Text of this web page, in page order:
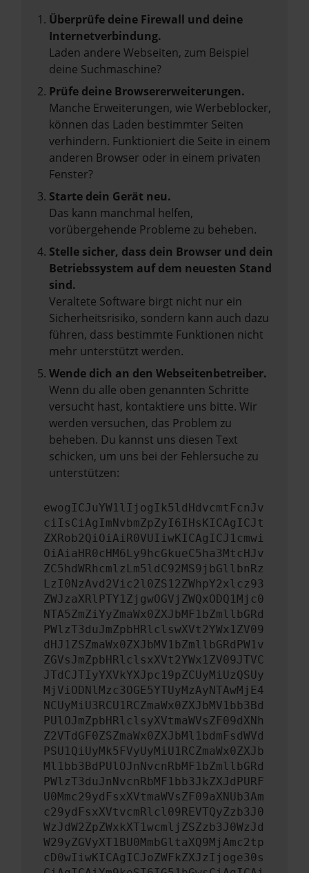
Überprüfe deine Firewall und deine
Internetverbindung.
Laden andere Webseiten, zum Beispiel
deine Suchmaschine?
Prüfe deine Browsererweiterungen.
Manche Erweiterungen, wie Werbeblocker,
können das Laden bestimmter Seiten
verhindern. Funktioniert die Seite in einem
anderen Browser oder in einem privaten
Fenster?
Starte dein Gerät neu.
Das kann manchmal helfen,
vorübergehende Probleme zu beheben.
Stelle sicher, dass dein Browser und dein
Betriebssystem auf dem neuesten Stand
sind.
Veraltete Software birgt nicht nur ein
Sicherheitsrisiko, sondern kann auch dazu
führen, dass bestimmte Funktionen nicht
mehr unterstützt werden.
Wende dich an den Webseitenbetreiber.
Wenn du alle oben genannten Schritte
versucht hast, kontaktiere uns bitte. Wir
werden versuchen, das Problem zu
beheben. Du kannst uns diesen Text
schicken, um uns bei der Fehlersuche zu
unterstützen:
ewogICJuYW1lIjogIk5ldHdvcmtFcnJv
ciIsCiAgImNvbmZpZyI6IHsKICAgICJt
ZXRob2QiOiAiR0VUIiwKICAgICJ1cmwi
OiAiaHR0cHM6Ly9hcGkueC5ha3MtcHJv
ZC5hdWRhcmlzLm5ldC92MS9jbGllbnRz
LzI0NzAvd2Vic2l0ZS12ZWhpY2xlcz93
ZWJzaXRlPTY1ZjgwOGVjZWQxODQ1Mjc0
NTA5ZmZiYyZmaWx0ZXJbMF1bZmllbGRd
PWlzT3duJmZpbHRlclswXVt2YWx1ZV09
dHJ1ZSZmaWx0ZXJbMV1bZmllbGRdPW1v
ZGVsJmZpbHRlclsxXVt2YWx1ZV09JTVC
JTdCJTIyYXVkYXJpc19pZCUyMiUzQSUy
MjViODNlMzc3OGE5YTUyMzAyNTAwMjE4
NCUyMiU3RCU1RCZmaWx0ZXJbMV1bb3Bd
PUlOJmZpbHRlclsyXVtmaWVsZF09dXNh
Z2VTdGF0ZSZmaWx0ZXJbMl1bdmFsdWVd
PSU1QiUyMk5FVyUyMiU1RCZmaWx0ZXJb
Ml1bb3BdPUlOJnNvcnRbMF1bZmllbGRd
PWlzT3duJnNvcnRbMF1bb3JkZXJdPURF
U0Mmc29ydFsxXVtmaWVsZF09aXNUb3Am
c29ydFsxXVtvcmRlcl09REVTQyZzb3J0
WzJdW2ZpZWxkXT1wcmljZSZzb3J0WzJd
W29yZGVyXT1BU0MmbGltaXQ9MjAmc2tp
cD0wIiwKICAgICJoZWFkZXJzIjoge30s